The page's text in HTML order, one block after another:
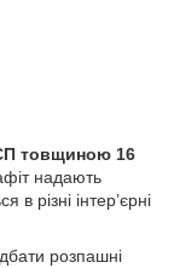
товщиною 16
надають
в різні інтер’єрні
розпашні